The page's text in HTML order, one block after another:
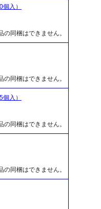
入）
同梱はできません。
同梱はできません。
入）
同梱はできません。
同梱はできません。